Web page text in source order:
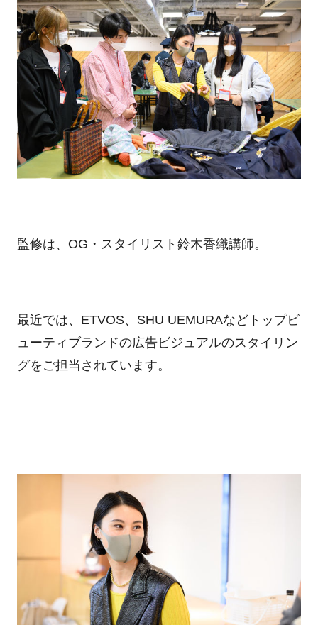
監修は、OG・スタイリスト鈴木香織講師。
最近では、ETVOS、SHU UEMURAなどトップビ
ューティブランドの広告ビジュアルのスタイリン
グをご担当されています。